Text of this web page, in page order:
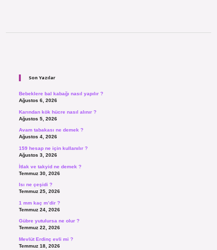
Son Yazılar
Bebeklere bal kabağı nasıl yapılır ?
Ağustos 6, 2026
Karından kök hücre nasıl alınır ?
Ağustos 5, 2026
Avam tabakası ne demek ?
Ağustos 4, 2026
159 hesap ne için kullanılır ?
Ağustos 3, 2026
İtlak ve takyid ne demek ?
Temmuz 30, 2026
Isı ne çeşidi ?
Temmuz 25, 2026
1 mm kaç m’dir ?
Temmuz 24, 2026
Gübre yutulursa ne olur ?
Temmuz 22, 2026
Mevlüt Erdinç evli mi ?
Temmuz 18, 2026